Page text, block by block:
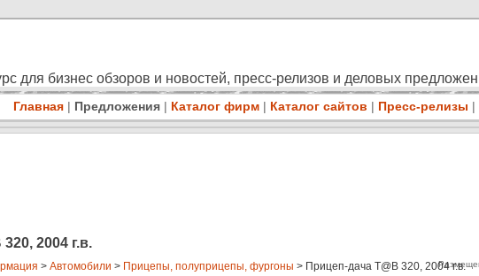
для бизнес обзоров и новостей, пресс-релизов и деловых
Главная | Предложения | Каталог фирм | Каталог сайтов | Пресс-релизы |
2004 г.в.
> Автомобили > Прицепы, полуприцепы, фургоны > Прицеп-дача T@B 320, 2004 г.в.